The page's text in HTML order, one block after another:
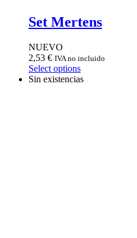
Set Mertens
NUEVO
2,53 € IVA no incluido
Select options
Sin existencias